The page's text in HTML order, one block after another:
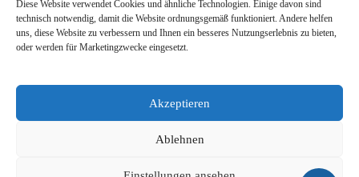
Diese Website verwendet Cookies und ähnliche Technologien. Einige davon sind
technisch notwendig, damit die Website ordnungsgemäß funktioniert. Andere helfen
uns, diese Website zu verbessern und Ihnen ein besseres Nutzungserlebnis zu bieten,
oder werden für Marketingzwecke eingesetzt.
Akzeptieren
Ablehnen